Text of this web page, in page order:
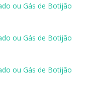
ou Gás de Botijão
ou Gás de Botijão
ou Gás de Botijão